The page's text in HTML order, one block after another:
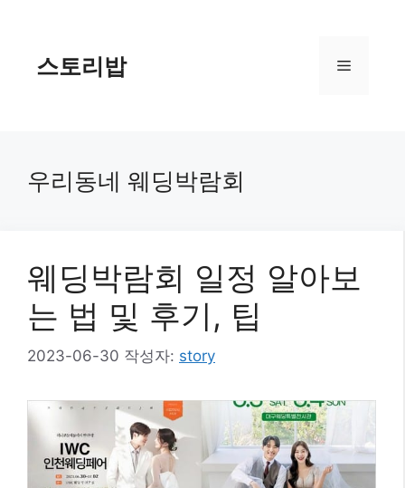
스토리밥 메
우리동네 웨딩박람회
웨딩박람회 일정 알아보
는 법 및 후기, 팁
2023-06-30 작성자: story